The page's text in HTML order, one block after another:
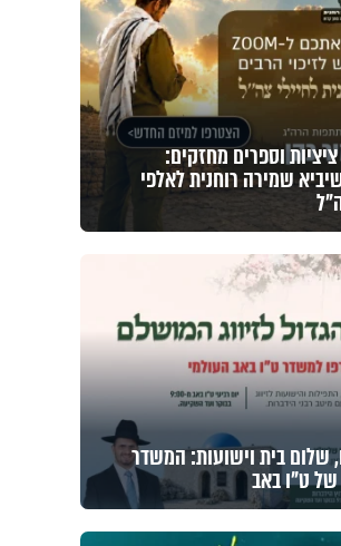
ציציות וספרים מחזקים:
שמירה רוחנית לאלפי
שלום בית וישועות: המשדר
של ט"ו באב